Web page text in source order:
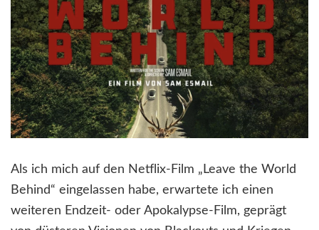
Als ich mich auf den Netflix-Film „Leave the World
Behind“ eingelassen habe, erwartete ich einen
weiteren Endzeit- oder Apokalypse-Film, geprägt